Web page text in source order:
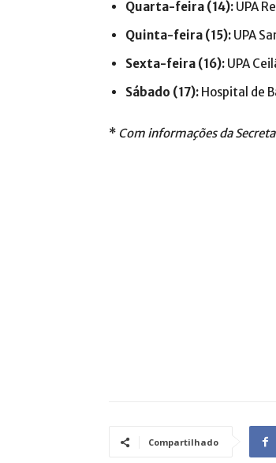
Quarta-feira (14): UPA
Quinta-feira (15): UPA
Sexta-feira (16): UPA
Sábado (17): Hospital de
* Com informações da
Compartilhado